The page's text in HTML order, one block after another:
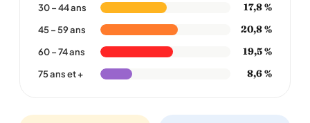
30 – 44 ans 17,8 %
45 – 59 ans 20,8 %
60 – 74 ans 19,5 %
75 ans et + 8,6 %